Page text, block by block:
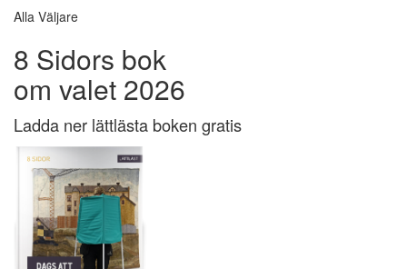
Alla Väljare
8 Sidors bok
om valet 2026
Ladda ner lättlästa boken gratis